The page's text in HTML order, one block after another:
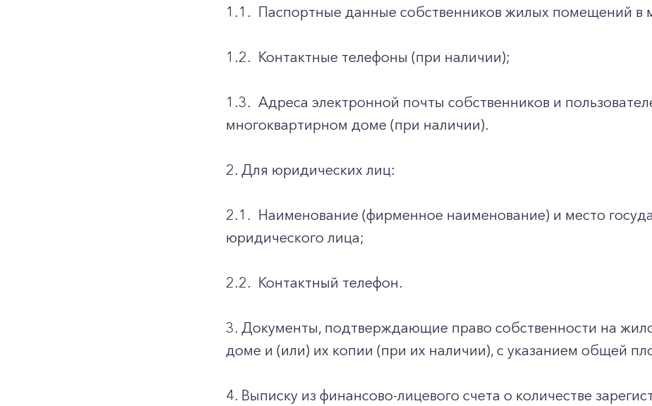
1.1. Паспортные данные собственников жилых помещений в
1.2. Контактные телефоны (при наличии);
1.3. Адреса электронной почты собственников и
многоквартирном доме (при наличии).
2. Для юридических лиц:
2.1. Наименование (фирменное наименование) и место
юридического лица;
2.2. Контактный телефон.
3. Документы, подтверждающие право собственности на
доме и (или) их копии (при их наличии), с указанием общей
4. Выписку из финансово-лицевого счета о количестве